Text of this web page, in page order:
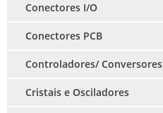
Conectores I/O
Conectores PCB
Controladores/ Conversores
Cristais e Osciladores